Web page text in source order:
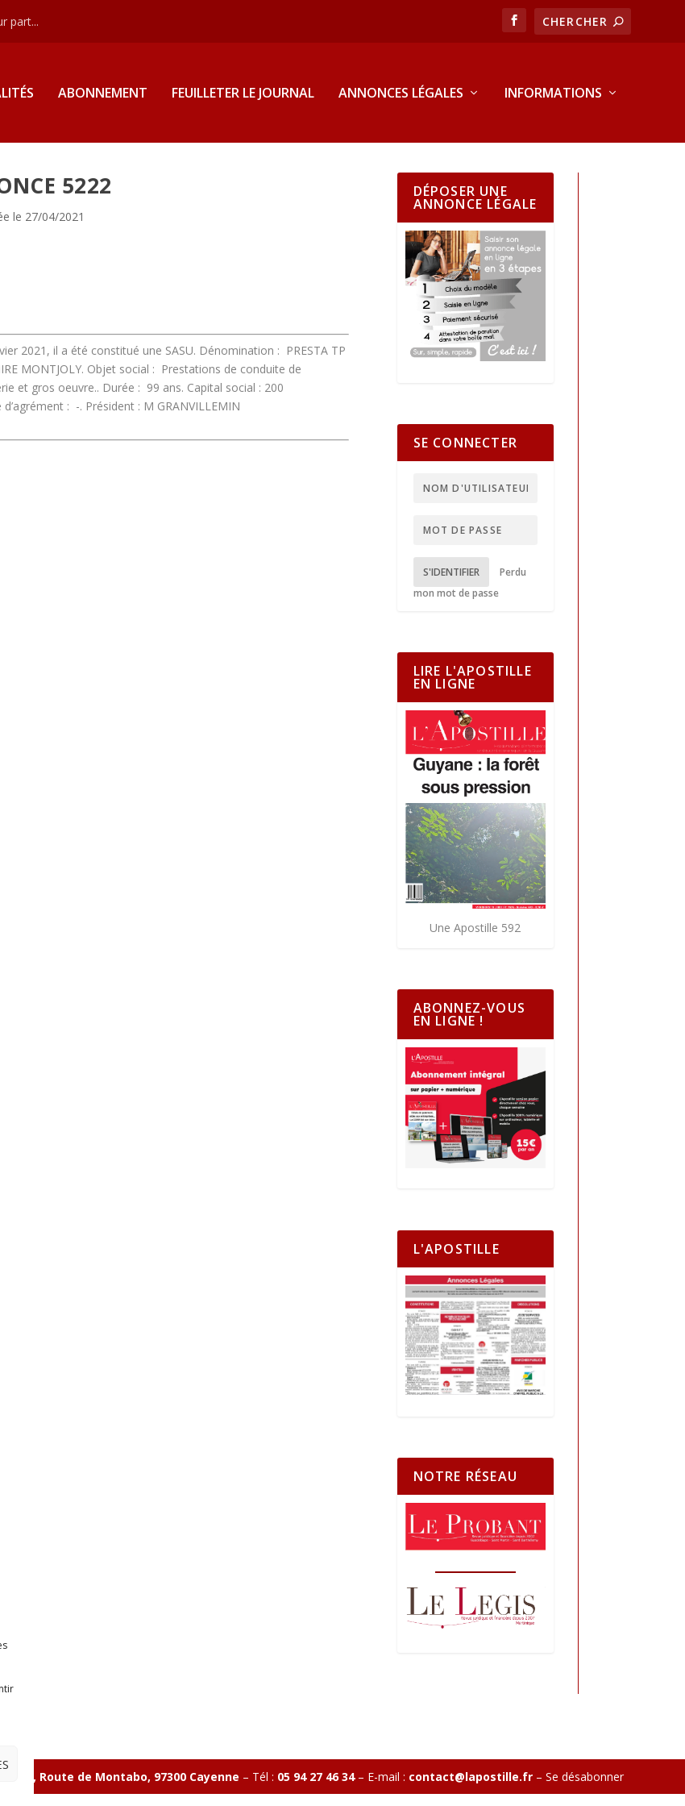
part...
ABONNEMENT FEUILLETER LE JOURNAL ANNONCES LÉGALES INFORMATIONS
5222
le 27/04/2021
2021, il a été constitué une SASU. Dénomination : PRESTA TP
MONTJOLY. Objet social : Prestations de conduite de
et gros oeuvre.. Durée : 99 ans. Capital social : 200
d’agrément : -. Président : M GRANVILLEMIN
DÉPOSER UNE
ANNONCE LÉGALE
SE CONNECTER
S'IDENTIFIER
Perdu
mon mot de passe
LIRE L'APOSTILLE
EN LIGNE
Une Apostille 592
ABONNEZ-VOUS
EN LIGNE !
L'APOSTILLE
NOTRE RÉSEAU
Route de Montabo, 97300 Cayenne – Tél : 05 94 27 46 34– E-mail : contact@lapostille.fr– Se désabonner